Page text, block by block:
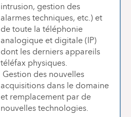
intrusion, gestion des
alarmes techniques, etc.) et
de toute la téléphonie
analogique et digitale (IP)
dont les derniers appareils
téléfax physiques.
Gestion des nouvelles
acquisitions dans le domaine
et remplacement par de
nouvelles technologies.